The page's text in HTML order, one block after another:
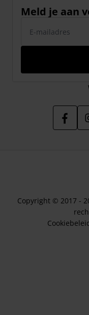
Meld je aan
Copyright © 2017 -